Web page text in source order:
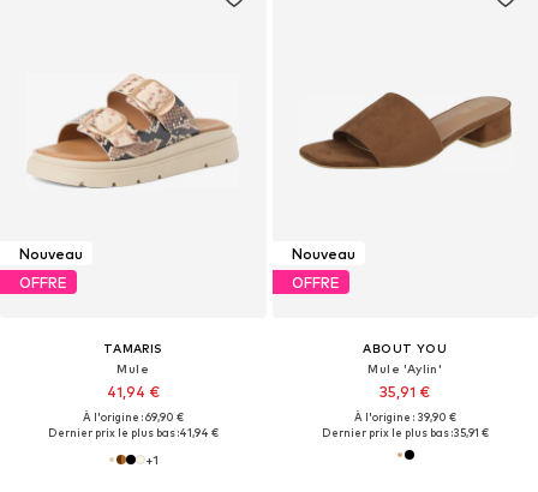
Nouveau
OFFRE
TAMARIS
Mule
41,94 €
À l'origine : 69,90 €
Dernier prix le plus bas :41,94 €
+1
Nouveau
OFFRE
ABOUT YOU
Mule 'Aylin'
35,91 €
À l'origine : 39,90 €
Dernier prix le plus bas :35,91 €